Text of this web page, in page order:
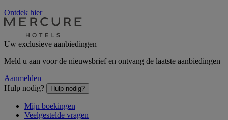
Ontdek hier
Uw exclusieve aanbiedingen
Meld u aan voor de nieuwsbrief en ontvang de laatste aanbiedingen
Aanmelden
Hulp nodig?
Hulp nodig?
Mijn boekingen
Veelgestelde vragen